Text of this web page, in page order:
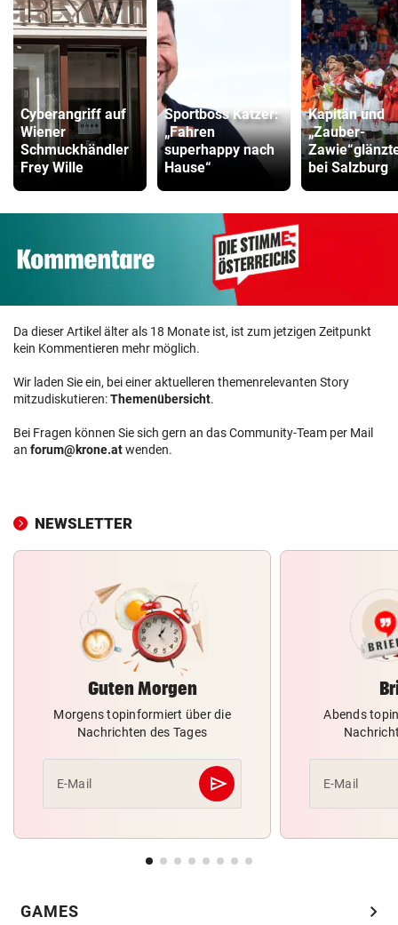
Cyberangriff auf
Wiener
Schmuckhändler
Frey Wille
Sportboss Katzer:
„Fahren
superhappy nach
Hause“
Kapitän und
„Zauber-
bei Salzburg
Da dieser Artikel älter als 18 Monate ist, ist zum jetzigen Zeitpunkt
kein Kommentieren mehr möglich.
Wir laden Sie ein, bei einer aktuelleren themenrelevanten Story
mitzudiskutieren:Themenübersicht.
Bei Fragen können Sie sich gern an das Community-Team per Mail
an forum@krone.atwenden.
NEWSLETTER
Guten Morgen
Morgens topinformiert über die
Nachrichten des Tages
E-Mail send
Abschicken
Abends
E-Mail
GAMES chevron_right